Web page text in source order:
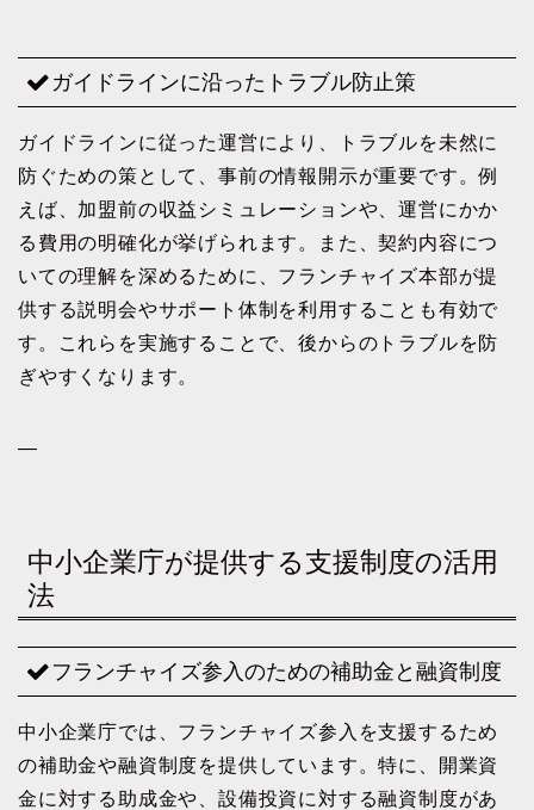
ガイドラインに沿ったトラブル防止策
ガイドラインに従った運営により、トラブルを未然に
防ぐための策として、事前の情報開示が重要です。例
えば、加盟前の収益シミュレーションや、運営にかか
る費用の明確化が挙げられます。また、契約内容につ
いての理解を深めるために、フランチャイズ本部が提
供する説明会やサポート体制を利用することも有効で
す。これらを実施することで、後からのトラブルを防
ぎやすくなります。
—
中小企業庁が提供する支援制度の活用
法
フランチャイズ参入のための補助金と融資制度
中小企業庁では、フランチャイズ参入を支援するため
の補助金や融資制度を提供しています。特に、開業資
金に対する助成金や、設備投資に対する融資制度があ